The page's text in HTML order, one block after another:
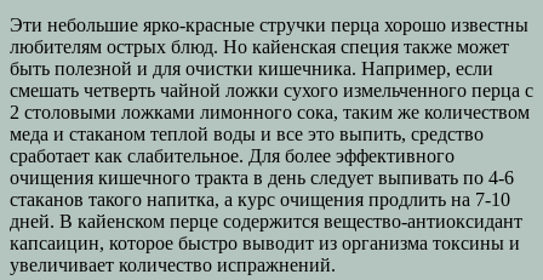
Эти небольшие ярко-красные стручки перца хорошо известны
любителям острых блюд. Но кайенская специя также может
быть полезной и для очистки кишечника. Например, если
смешать четверть чайной ложки сухого измельченного перца с
2 столовыми ложками лимонного сока, таким же количеством
меда и стаканом теплой воды и все это выпить, средство
сработает как слабительное. Для более эффективного
очищения кишечного тракта в день следует выпивать по 4-6
стаканов такого напитка, а курс очищения продлить на 7-10
дней. В кайенском перце содержится вещество-антиоксидант
капсаицин, которое быстро выводит из организма токсины и
увеличивает количество испражнений.